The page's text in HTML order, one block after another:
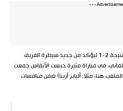
جاء فوز بايرن ميونخ على دورتموند بنتيجة 2-1 ليؤكد من جديد سيطرة الفريق
في مباراة مثيرة حبست الأنفاس جمعت
هنا، مثلا: أليانز أرينا) ضمن منافسات